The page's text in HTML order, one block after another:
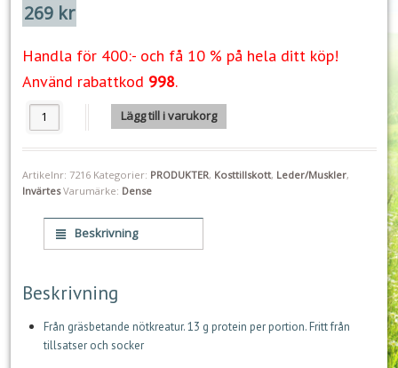
269 kr
Handla för 400:- och få 10 % på hela ditt köp!
Använd rabattkod 998.
Kollagen 500g Dense "Mängdrabatt" mängd
Lägg till i varukorg
Artikelnr: 7216 Kategorier: PRODUKTER, Kosttillskott, Leder/Muskler,
Invärtes Varumärke: Dense
Beskrivning
Beskrivning
Från gräsbetande nötkreatur. 13 g protein per portion. Fritt från
tillsatser och socker